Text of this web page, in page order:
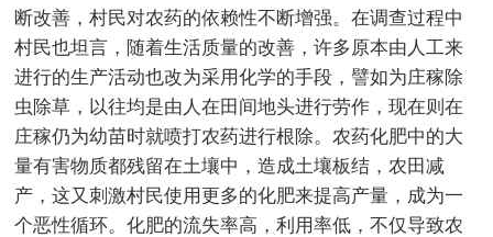
断改善，村民对农药的依赖性不断增强。在调查过程中
村民也坦言，随着生活质量的改善，许多原本由人工来
进行的生产活动也改为采用化学的手段，譬如为庄稼除
虫除草，以往均是由人在田间地头进行劳作，现在则在
庄稼仍为幼苗时就喷打农药进行根除。农药化肥中的大
量有害物质都残留在土壤中，造成土壤板结，农田减
产，这又刺激村民使用更多的化肥来提高产量，成为一
个恶性循环。化肥的流失率高，利用率低，不仅导致农